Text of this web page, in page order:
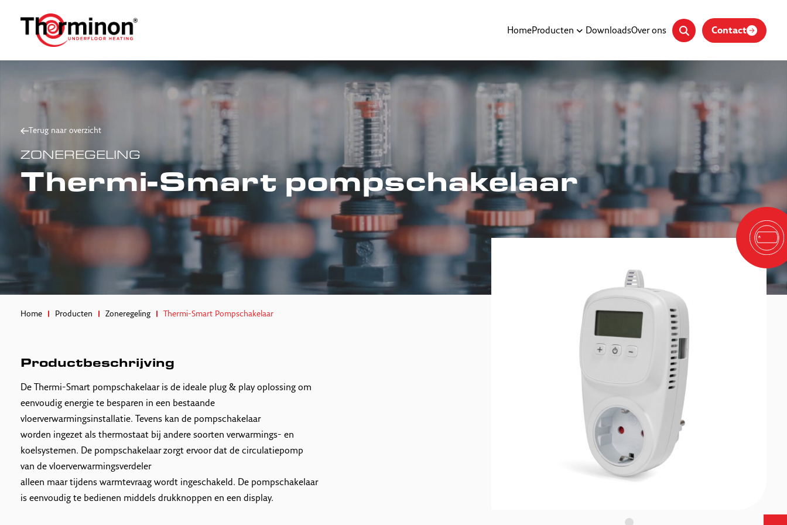
HomeProducten DownloadsOver ons Contact
Terug naar overzicht
ZONEREGELING
Thermi-Smart pompschakelaar
Home Producten Zoneregeling Thermi-Smart Pompschakelaar
Productbeschrijving
De Thermi-Smart pompschakelaar is de ideale plug & play oplossing om
eenvoudig energie te besparen in een bestaande
vloerverwarmingsinstallatie. Tevens kan de pompschakelaar
worden ingezet als thermostaat bij andere soorten verwarmings- en
koelsystemen. De pompschakelaar zorgt ervoor dat de circulatiepomp
van de vloerverwarmingsverdeler
alleen maar tijdens warmtevraag wordt ingeschakeld. De pompschakelaar
is eenvoudig te bedienen middels drukknoppen en een display.